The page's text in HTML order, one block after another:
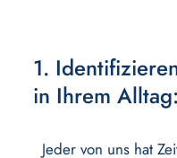
1.
in Ihrem Alltag:
Jeder von uns hat